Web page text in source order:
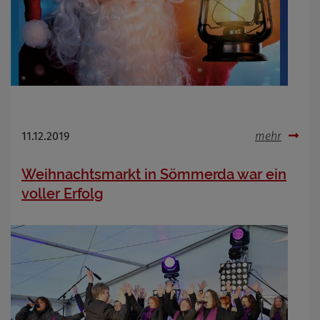
11.12.2019 mehr
Weihnachtsmarkt in Sömmerda war ein
voller Erfolg